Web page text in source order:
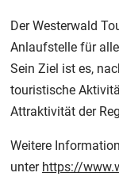
Der Westerwald
Anlaufstelle für
Sein Ziel ist es,
touristische
Attraktivität der
Weitere
unter https://